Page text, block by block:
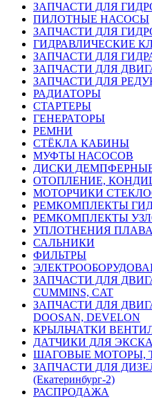
ЗАПЧАСТИ ДЛЯ
ПИЛОТНЫЕ НАСОСЫ
ЗАПЧАСТИ ДЛЯ
ГИДРАВЛИЧЕСКИЕ
ЗАПЧАСТИ ДЛЯ
ЗАПЧАСТИ ДЛЯ
ЗАПЧАСТИ ДЛЯ
РАДИАТОРЫ
СТАРТЕРЫ
ГЕНЕРАТОРЫ
РЕМНИ
СТЁКЛА КАБИНЫ
МУФТЫ НАСОСОВ
ДИСКИ
ОТОПЛЕНИЕ,
МОТОРЧИКИ
РЕМКОМПЛЕКТЫ
РЕМКОМПЛЕКТЫ
УПЛОТНЕНИЯ
САЛЬНИКИ
ФИЛЬТРЫ
ЗАПЧАСТИ ДЛЯ
CUMMINS, CAT
ЗАПЧАСТИ ДЛЯ
DOOSAN, DEVELON
КРЫЛЬЧАТКИ
ДАТЧИКИ ДЛЯ
ШАГОВЫЕ МОТОРЫ,
ЗАПЧАСТИ ДЛЯ
(Екатеринбург-2)
РАСПРОДАЖА